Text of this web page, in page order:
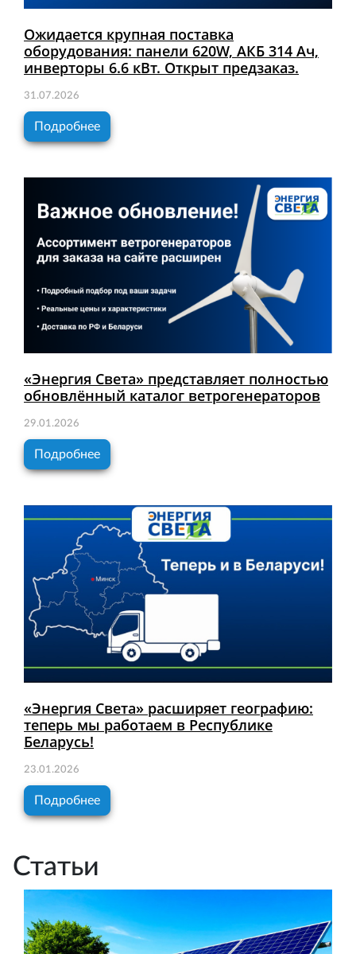
Ожидается крупная поставка
оборудования: панели 620W, АКБ 314 Ач,
инверторы 6.6 кВт. Открыт предзаказ.
31.07.2026
Подробнее
«Энергия Света» представляет полностью
обновлённый каталог ветрогенераторов
29.01.2026
Подробнее
«Энергия Света» расширяет географию:
теперь мы работаем в Республике
Беларусь!
23.01.2026
Подробнее
Статьи